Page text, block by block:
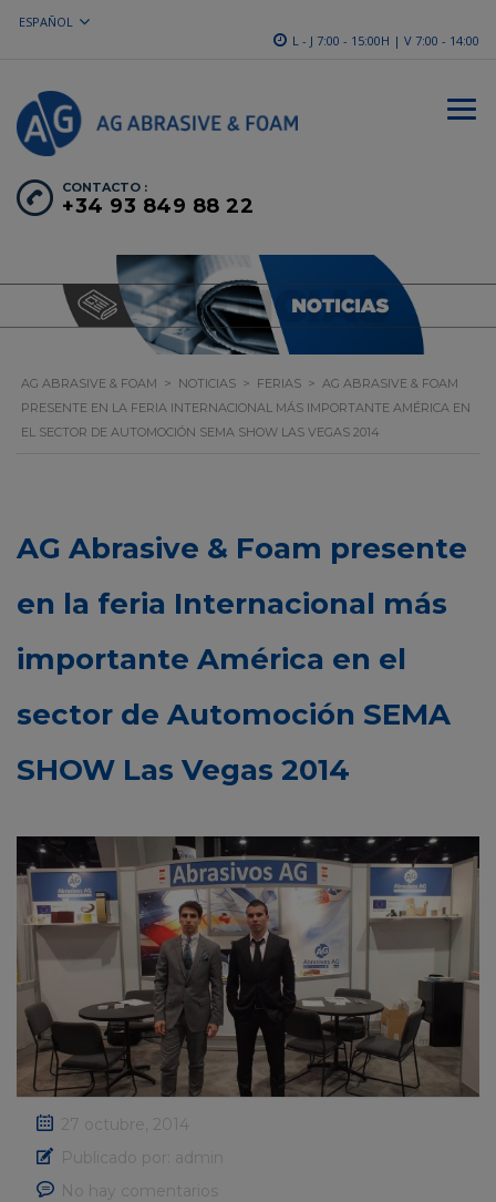
ESPAÑOL
L - J 7:00 - 15:00H | V 7:00 - 14:00
CONTACTO :
+34 93 849 88 22
AG ABRASIVE & FOAM > NOTICIAS > FERIAS > AG ABRASIVE & FOAM
PRESENTE EN LA FERIA INTERNACIONAL MÁS IMPORTANTE AMÉRICA EN
EL SECTOR DE AUTOMOCIÓN SEMA SHOW LAS VEGAS 2014
AG Abrasive & Foam presente
en la feria Internacional más
importante América en el
sector de Automoción SEMA
SHOW Las Vegas 2014
27 octubre, 2014
Publicado por:
admin
No hay comentarios